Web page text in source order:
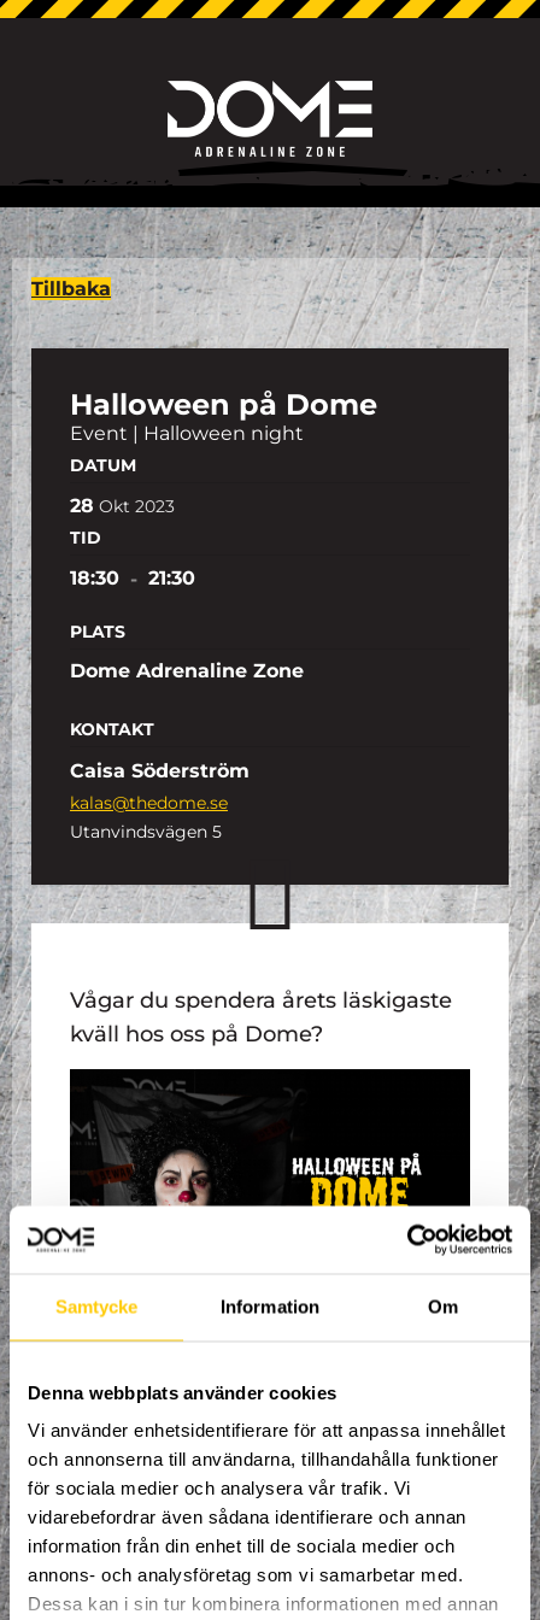
Samtycke Information Om
Denna webbplats använder cookies
Vi använder enhetsidentifierare för att anpassa innehållet
och annonserna till användarna, tillhandahålla funktioner
för sociala medier och analysera vår trafik. Vi
vidarebefordrar även sådana identifierare och annan
information från din enhet till de sociala medier och
annons- och analysföretag som vi samarbetar med.
Dessa kan i sin tur kombinera informationen med annan
Tillbaka
Halloween på Dome
Event | Halloween night
DATUM
28 Okt 2023
TID
18:30 - 21:30
PLATS
Dome Adrenaline Zone
KONTAKT
Caisa Söderström
kalas@thedome.se
Utanvindsvägen 5
Vågar du spendera årets läskigaste
kväll hos oss på Dome?
Vågar du besöka Dome under årets
Välkommen på Dome Halloween Night
den 28 oktober! Monster, spöken och
6000 kvadratmeter av äventyr. Tävlingar,
skattjakt, trampoliner i gott sällskap.
Dörrarna öppnar 18:30 för en oförglömlig
kväll i dem svenska extremsporternas
hjärta. Upplev en kväll som ingen annan
med klätterväggar, trampoliner,